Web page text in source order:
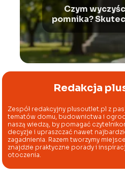
Czym
pomnika?
Redakcja
Zespół redakcyjny plusoutlet.pl z
tematów domu, budownictwa i
naszą wiedzą, by pomagać
decyzje i upraszczać nawet
zagadnienia. Razem tworzymy
znajdzie praktyczne porady i
otoczenia.